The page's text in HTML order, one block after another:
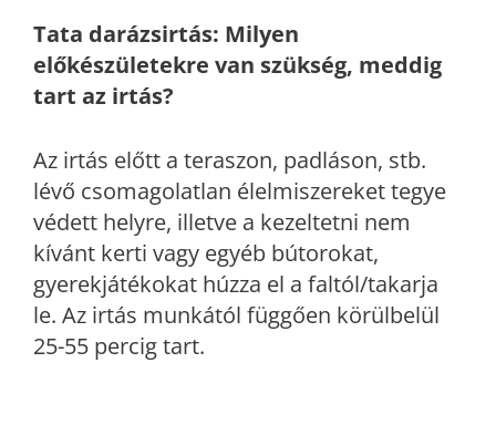
Tata darázsirtás: Milyen
előkészületekre van szükség, meddig
tart az irtás?
Az irtás előtt a teraszon, padláson, stb.
lévő csomagolatlan élelmiszereket tegye
védett helyre, illetve a kezeltetni nem
kívánt kerti vagy egyéb bútorokat,
gyerekjátékokat húzza el a faltól/takarja
le. Az irtás munkától függően körülbelül
25-55 percig tart.